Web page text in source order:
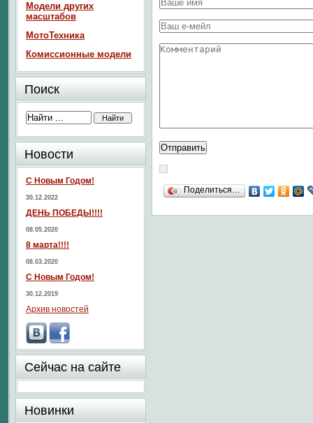
Поделиться…
Модели других
масштабов
МотоТехника
Комиссионные модели
Поиск
Новости
С Новым Годом!
30.12.2022
ДЕНЬ ПОБЕДЫ!!!!
08.05.2020
8 марта!!!!
08.03.2020
С Новым Годом!
30.12.2019
Архив новостей
Сейчас на сайте
Новинки